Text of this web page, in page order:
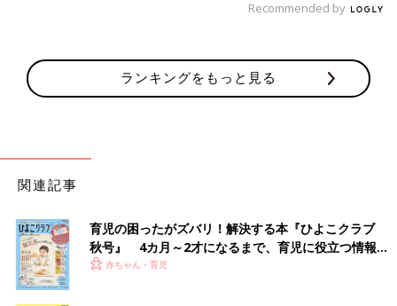
Recommended by
ランキングをもっと見る
関連記事
育児の困ったがズバリ！解決する本『ひよこクラブ
秋号』 4カ月～2才になるまで、育児に役立つ情報が
いっぱい！
赤ちゃん・育児